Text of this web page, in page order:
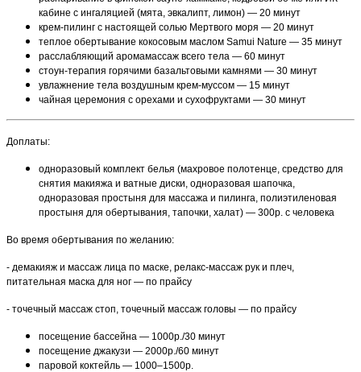
кабине с ингаляцией (мята, эвкалипт, лимон) — 20 минут
крем-пилинг с настоящей солью Мертвого моря — 20 минут
теплое обертывание кокосовым маслом Samui Nature — 35 минут
расслабляющий аромамассаж всего тела — 60 минут
стоун-терапия горячими базальтовыми камнями — 30 минут
увлажнение тела воздушным крем-муссом — 15 минут
чайная церемония с орехами и сухофруктами — 30 минут
Доплаты:
одноразовый комплект белья (махровое полотенце, средство для
снятия макияжа и ватные диски, одноразовая шапочка,
одноразовая простыня для массажа и пилинга, полиэтиленовая
простыня для обертывания, тапочки, халат) — 300р. с человека
Во время обертывания по желанию:
- демакияж и массаж лица по маске, релакс-массаж рук и плеч,
питательная маска для ног — по прайсу
- точечный массаж стоп, точечный массаж головы — по прайсу
посещение бассейна — 1000р./30 минут
посещение джакузи — 2000р./60 минут
паровой коктейль — 1000–1500р.